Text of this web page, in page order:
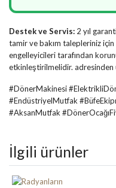
Destek ve Servis: 2 yıl
tamir ve bakım talepleriniz için
engelleyicileri tarafından
etkinleştirilmelidir. adresinden
#DönerMakinesi
#EndüstriyelMutfak
#AksanMutfak
İlgili ürünler